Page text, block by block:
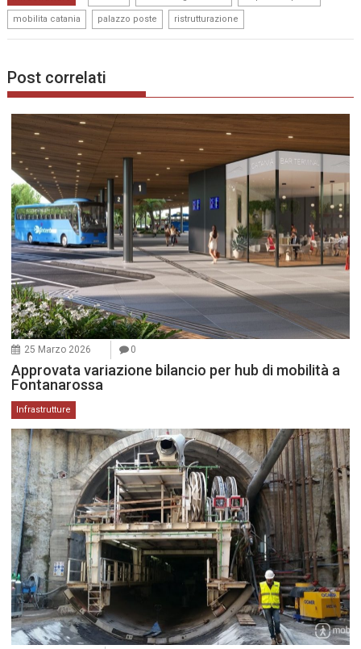
mobilita catania palazzo poste ristrutturazione
Post correlati
25 Marzo 2026 0
Approvata variazione bilancio per hub di mobilità a
Fontanarossa
Infrastrutture